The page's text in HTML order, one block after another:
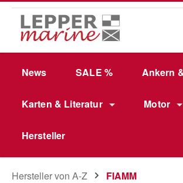
Hauptinhalt springen
Zur Suche springen
Zur Hauptnavigation springen
News SALE % Ankern
Karten & Literatur Motor
Hersteller
Hersteller von A-Z FIAMM